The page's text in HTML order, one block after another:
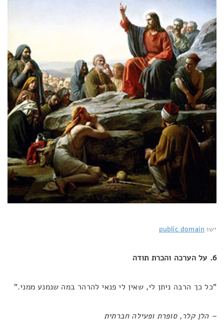
ישו public domain
6. על הערכה והכרת תודה
"כל כך הרבה ניתן לי, שאין לי פנאי להרהר במה שנמנע ממני."
– הלן קלר, סופרת ופעילה חברתית